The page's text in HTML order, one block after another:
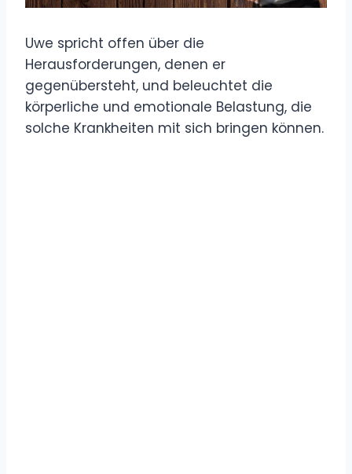
Uwe spricht offen über die
Herausforderungen, denen er
gegenübersteht, und beleuchtet die
körperliche und emotionale Belastung, die
solche Krankheiten mit sich bringen können.